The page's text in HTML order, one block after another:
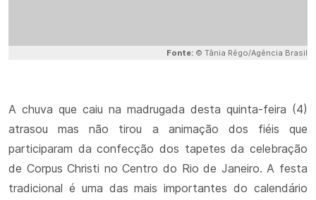
Fonte: © Tânia Rêgo/Agência Brasil
A chuva que caiu na madrugada desta quinta-feira (4)
atrasou mas não tirou a animação dos fiéis que
participaram da confecção dos tapetes da celebração
de Corpus Christi no Centro do Rio de Janeiro. A festa
tradicional é uma das mais importantes do calendário